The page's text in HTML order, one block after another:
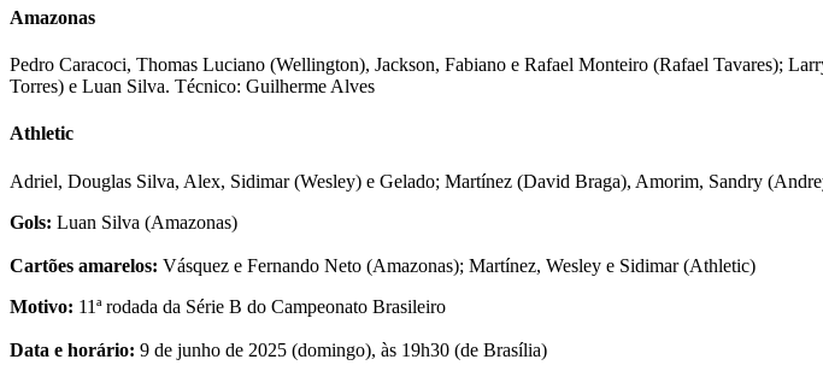
Amazonas
Pedro Caracoci, Thomas Luciano (Wellington), Jackson, Fabiano e Rafael Monteiro (Rafael Tavares);
Torres) e Luan Silva. Técnico: Guilherme Alves
Athletic
Adriel, Douglas Silva, Alex, Sidimar (Wesley) e Gelado; Martínez (David Braga), Amorim, Sandry
Gols: Luan Silva (Amazonas)
Cartões amarelos: Vásquez e Fernando Neto (Amazonas); Martínez, Wesley e Sidimar (Athletic)
Motivo: 11ª rodada da Série B do Campeonato Brasileiro
Data e horário: 9 de junho de 2025 (domingo), às 19h30 (de Brasília)